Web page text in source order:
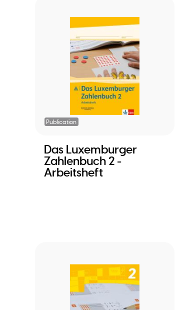
Publication
Das Luxemburger
Zahlenbuch 2 -
Arbeitsheft